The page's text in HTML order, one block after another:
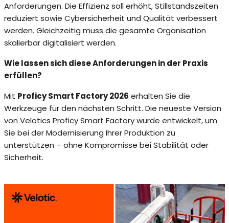
Anforderungen. Die Effizienz soll erhöht, Stillstandszeiten
reduziert sowie Cybersicherheit und Qualität verbessert
werden. Gleichzeitig muss die gesamte Organisation
skalierbar digitalisiert werden.
Wie lassen sich diese Anforderungen in der Praxis
erfüllen?
Mit Proficy Smart Factory 2026 erhalten Sie die
Werkzeuge für den nächsten Schritt. Die neueste Version
von Velotics Proficy Smart Factory wurde entwickelt, um
Sie bei der Modernisierung Ihrer Produktion zu
unterstützen – ohne Kompromisse bei Stabilität oder
Sicherheit.